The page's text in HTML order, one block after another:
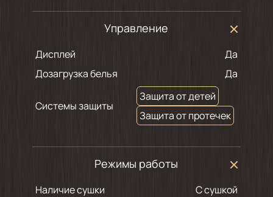
Управление
Дисплей
Да
Дозагрузка белья
Да
Системы защиты
Защита от детей
Защита от протечек
Режимы работы
Наличие сушки
С сушкой